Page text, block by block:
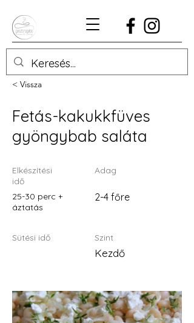
< Vissza
Fetás-kakukkfüves
gyöngybab saláta
Elkészítési
idő
25-30 perc +
áztatás
Sütési idő
Adag
2-4 főre
Szint
Kezdő